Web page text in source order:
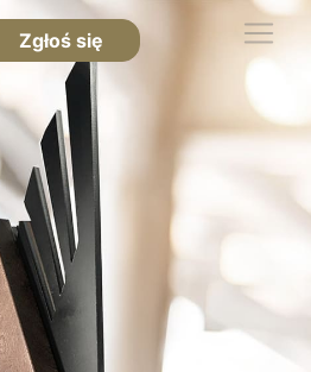
Zgłoś się